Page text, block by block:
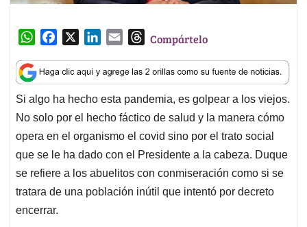
W
a
t
s
A
p
p
c
e
b
o
o
k
n
k
e
d
I
n
a
i
l
T
r
e
a
d
s
Compártelo
Si algo ha hecho esta pandemia, es golpear a los viejos.
No solo por el hecho fáctico de salud y la manera cómo
opera en el organismo el covid sino por el trato social
que se le ha dado con el Presidente a la cabeza. Duque
se refiere a los abuelitos con conmiseración como si se
tratara de una población inútil que intentó por decreto
encerrar.